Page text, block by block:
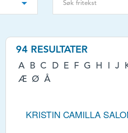
94 RESULTATER
A B C D E F G H J
Æ
Ø Å
KRISTIN CAMILLA